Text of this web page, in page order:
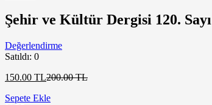
Şehir ve Kültür Dergisi 120. Sayı
Değerlendirme
Satıldı: 0
150.00 TLŞu
fiyat:
200.00TLOrijinal
Sepete Ekle